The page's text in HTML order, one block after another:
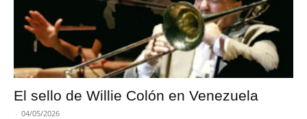
El sello de Willie Colón en Venezuela
- 04/05/2026